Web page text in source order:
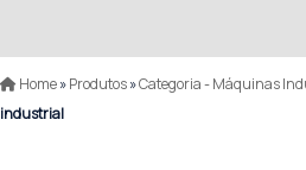
Home»Produtos»Categoria - Máquinas
industrial